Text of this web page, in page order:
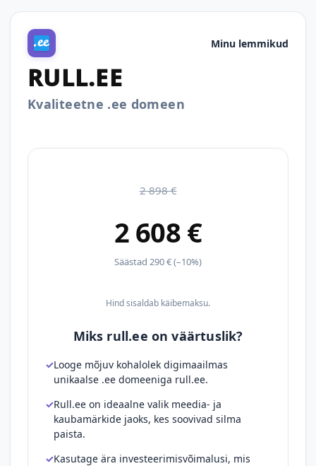
Minu lemmikud
RULL.EE
Kvaliteetne .ee domeen
2 898 €
2 608 €
Säästad 290 € (–10%)
Hind sisaldab käibemaksu.
Miks rull.ee on väärtuslik?
Looge mõjuv kohalolek digimaailmas
unikaalse .ee domeeniga rull.ee.
Rull.ee on ideaalne valik meedia- ja
kaubamärkide jaoks, kes soovivad silma
paista.
Kasutage ära investeerimisvõimalusi, mis